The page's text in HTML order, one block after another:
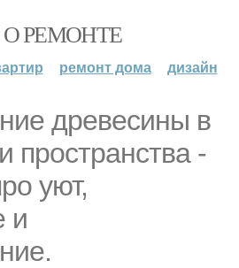
О РЕМОНТЕ
ремонт дома дизайн
древесины в
пространства -
уют,
и